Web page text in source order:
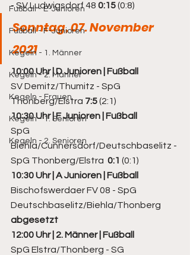
Fußball - E-Junioren
Fußball - F-Junioren
Kegeln - 1. Männer
Kegeln - 2. Männer
Kegeln - Frauen
Kegeln - 1. Senioren
Kegeln - 2. Senioren
- SV Ludwigsdorf 48 0:15 (0:8)
Sonntag, 07. November
2021
10:00 Uhr | D Junioren | Fußball
SV Demitz/Thumitz - SpG
Thonberg/Elstra 7:5 (2:1)
10:30 Uhr | F Junioren | Fußball
SpG
Biehla/Cunnersdorf/Deutschbaselitz -
SpG Thonberg/Elstra 0:1 (0:1)
10:30 Uhr | A Junioren | Fußball
Bischofswerdaer FV 08 - SpG
Deutschbaselitz/Biehla/Thonberg
abgesetzt
12:00 Uhr | 2. Männer | Fußball
SpG Elstra/Thonberg - SG